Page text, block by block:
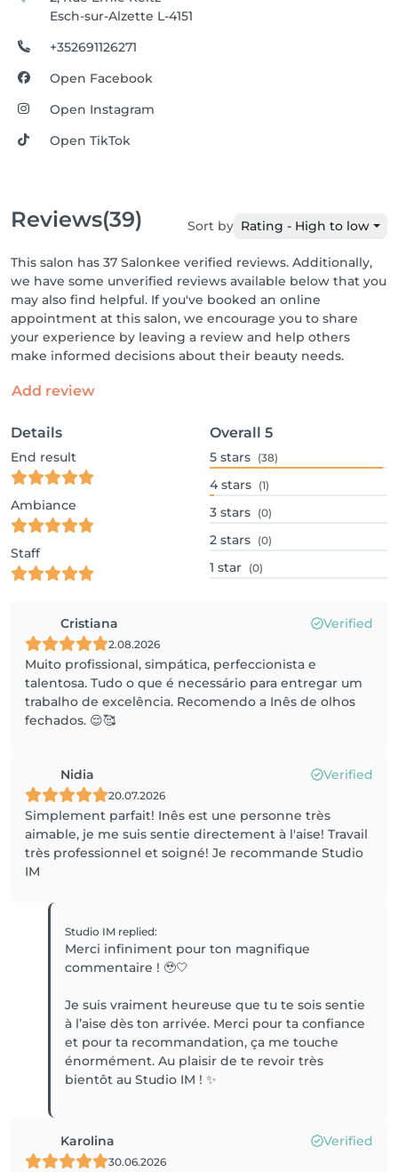
Esch-sur-Alzette L-4151
+352691126271
Open Facebook
Open Instagram
Open TikTok
Reviews(39) Sort by Rating - High to low
This salon has 37 Salonkee verified reviews. Additionally,
we have some unverified reviews available below that you
may also find helpful. If you've booked an online
appointment at this salon, we encourage you to share
your experience by leaving a review and help others
make informed decisions about their beauty needs.
Add review
Details
End result
Ambiance
Staff
Overall 5
5 stars (38)
4 stars (1)
3 stars (0)
2 stars (0)
1 star (0)
Cristiana Verified
2.08.2026
Muito profissional, simpática, perfeccionista e
talentosa. Tudo o que é necessário para entregar um
trabalho de excelência. Recomendo a Inês de olhos
fechados. 😌🥰
Nidia Verified
20.07.2026
Simplement parfait! Inês est une personne très
aimable, je me suis sentie directement à l'aise! Travail
très professionnel et soigné! Je recommande Studio
IM
Studio IM replied:
Merci infiniment pour ton magnifique
commentaire ! 🥹🤍
Je suis vraiment heureuse que tu te sois sentie
à l’aise dès ton arrivée. Merci pour ta confiance
et pour ta recommandation, ça me touche
énormément. Au plaisir de te revoir très
bientôt au Studio IM ! ✨
Karolina Verified
30.06.2026